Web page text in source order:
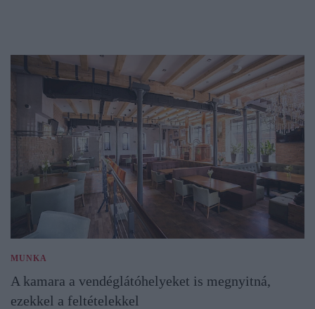
MUNKA
A kamara a vendéglátóhelyeket is megnyitná,
ezekkel a feltételekkel